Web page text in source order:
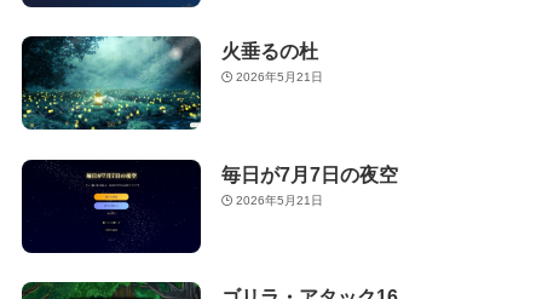
火垂るの杜
2026年5月21日
毎日が7月7日の夜空
2026年5月21日